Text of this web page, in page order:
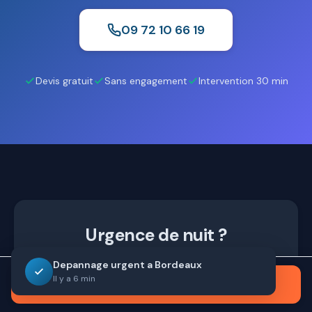
09 72 10 66 19
Devis gratuit Sans engagement Intervention 30 min
Urgence de nuit ?
Notre equipe de nuit est disponible 24h/24
Depannage urgent a Bordeaux
Il y a 6 min